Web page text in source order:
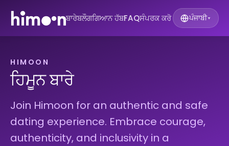
ਬਾਰੇਬਲੌਗਗਿਆਨ ਹੱਬFAQਸੰਪਰਕ ਕਰੋ ਪੰਜਾਬੀ▾
HIMOON
ਹਿਮੂਨ ਬਾਰੇ
Join Himoon for an authentic and safe
dating experience. Embrace courage,
authenticity, and inclusivity in a